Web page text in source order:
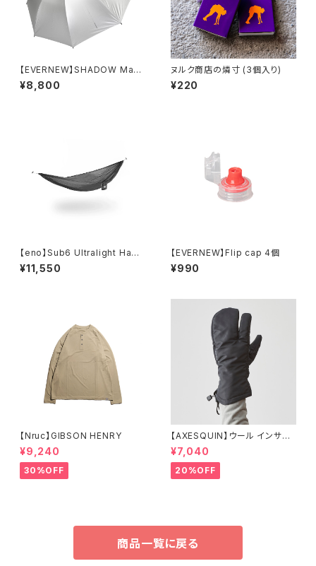
【EVERNEW】SHADOW Mast
er 70
¥8,800
ヌルク商店の燐寸 (3個入り)
¥220
【eno】Sub6 Ultralight Ham
mock
¥11,550
【EVERNEW】Flip cap 4個
¥990
【Nruc】GIBSON HENRY
¥9,240
30%OFF
【AXESQUIN】ウール インサレ
ーション トリガー ミトン
¥7,040
20%OFF
商品一覧に戻る